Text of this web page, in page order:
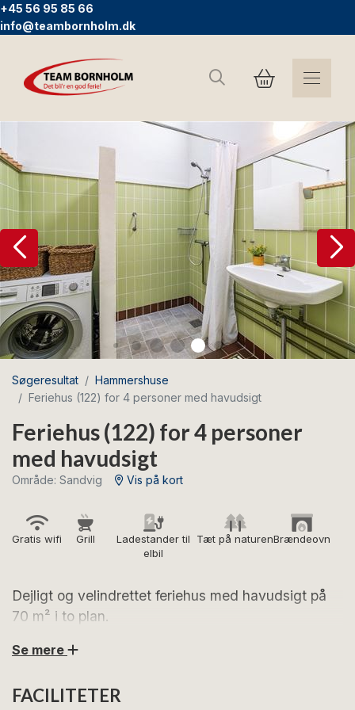
+45 56 95 85 66
info@teambornholm.dk
Søg
Søgeresultat
Hammershuse
Feriehus (122) for 4 personer med havudsigt
Feriehus (122) for 4 personer
med havudsigt
Område: Sandvig Vis på kort
Gratis wifi Grill
Ladestander til
elbil
Tæt på naturenBrændeovn
Dejligt og velindrettet feriehus med havudsigt på
70 m² i to plan.
Glæd dig til hyggelige feriedage i dette charmerende
gode udearealer.
Se mere
FACILITETER